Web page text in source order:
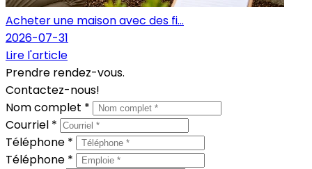
Acheter une maison avec des fi...
2026-07-31
Lire l'article
Prendre rendez-vous.
Contactez-nous!
Nom complet *
Courriel *
Téléphone *
Téléphone *